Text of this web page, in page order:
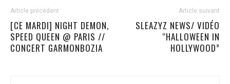
Article précédent
[CE MARDI] NIGHT DEMON,
SPEED QUEEN @ PARIS //
CONCERT GARMONBOZIA
Article suivant
SLEAZYZ NEWS/ VIDÉO
“HALLOWEEN IN
HOLLYWOOD”